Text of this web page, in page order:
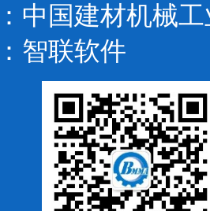
中国建材机械
智联软件